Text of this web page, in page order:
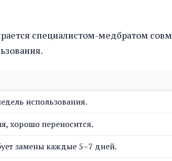
специалистом-медбратом
использования.
хорошо переносится.
замены каждые 5–7 дней.